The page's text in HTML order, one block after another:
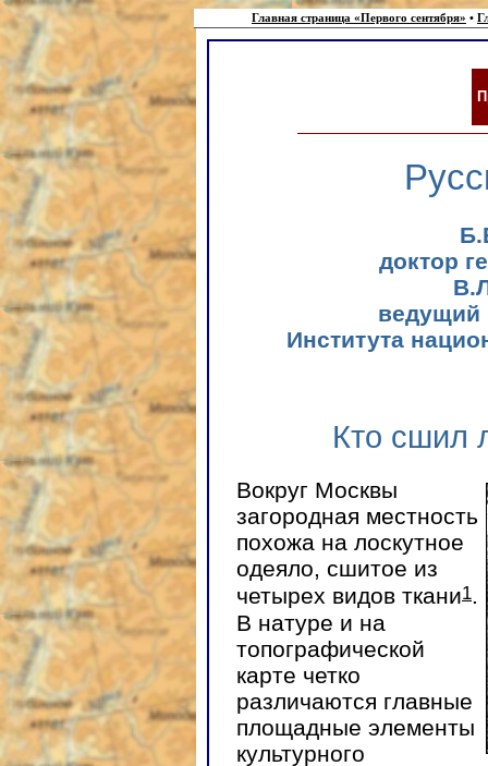
Главная страница «Первого сентября» •
доктор
ведущий
Института
Кто сшил
Вокруг Москвы
загородная местность
похожа на лоскутное
одеяло, сшитое из
четырех видов ткани1.
В натуре и на
топографической
карте четко
различаются главные
площадные элементы
культурного